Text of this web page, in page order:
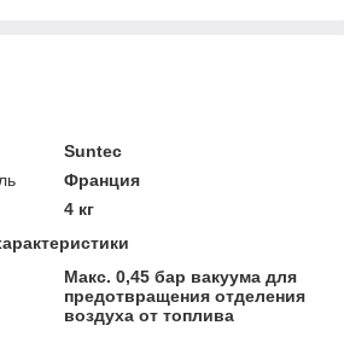
Suntec
Франция
4 кг
Макс. 0,45 бар вакуума для
предотвращения отделения
воздуха от топлива